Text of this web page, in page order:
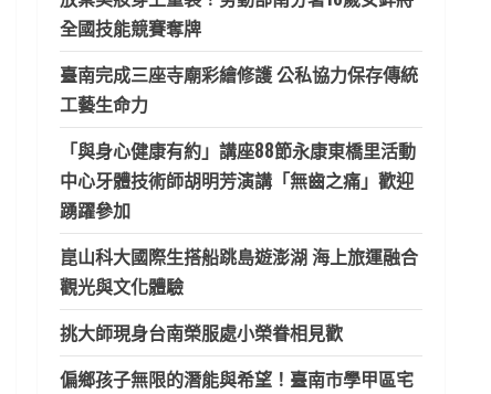
全國技能競賽奪牌
臺南完成三座寺廟彩繪修護 公私協力保存傳統
工藝生命力
「與身心健康有約」講座88節永康東橋里活動
中心牙體技術師胡明芳演講「無齒之痛」歡迎
踴躍參加
崑山科大國際生搭船跳島遊澎湖 海上旅運融合
觀光與文化體驗
挑大師現身台南榮服處小榮眷相見歡
偏鄉孩子無限的潛能與希望！臺南市學甲區宅